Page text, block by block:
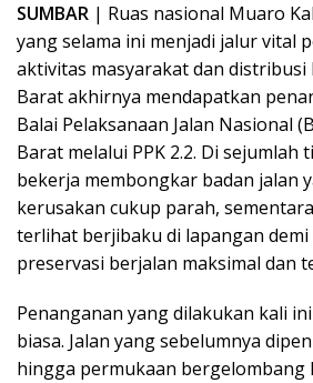
SUMBAR | Ruas nasional Muaro
yang selama ini menjadi jalur vital
aktivitas masyarakat dan distribusi
Barat akhirnya mendapatkan
Balai Pelaksanaan Jalan Nasional
Barat melalui PPK 2.2. Di sejumlah
bekerja membongkar badan jalan
kerusakan cukup parah,
terlihat berjibaku di lapangan
preservasi berjalan maksimal dan
Penanganan yang dilakukan kali
biasa. Jalan yang sebelumnya
hingga permukaan bergelombang